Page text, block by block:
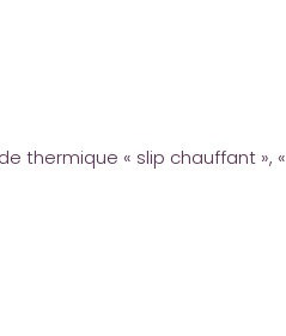
thermique « slip chauffant », «